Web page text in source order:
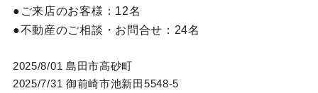
ご来店のお客様： 12名
不動産のご相談・お問合せ： 24名
2025/8/01 島田市高砂町
2025/7/31 御前崎市池新田5548-5